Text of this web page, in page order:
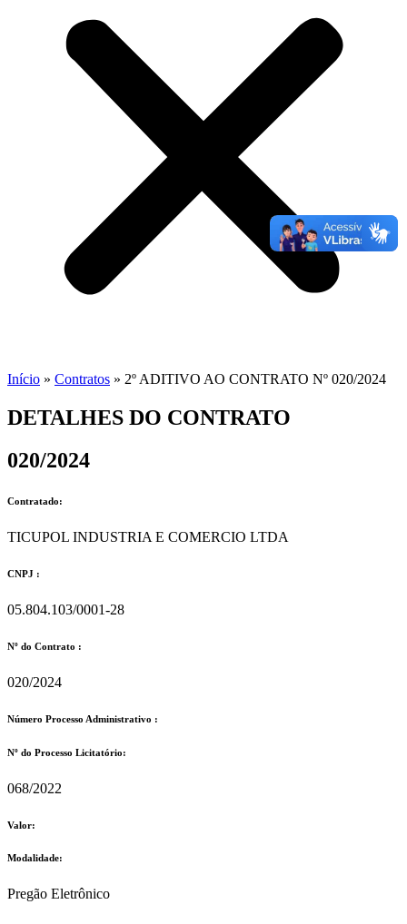
Início » Contratos » 2º ADITIVO AO CONTRATO Nº 020/2024
DETALHES DO CONTRATO​
020/2024
Contratado:
TICUPOL INDUSTRIA E COMERCIO LTDA
CNPJ :
05.804.103/0001-28
Nº do Contrato :
020/2024
Número Processo Administrativo :
Nº do Processo Licitatório:
068/2022
Valor:
Modalidade:
Pregão Eletrônico